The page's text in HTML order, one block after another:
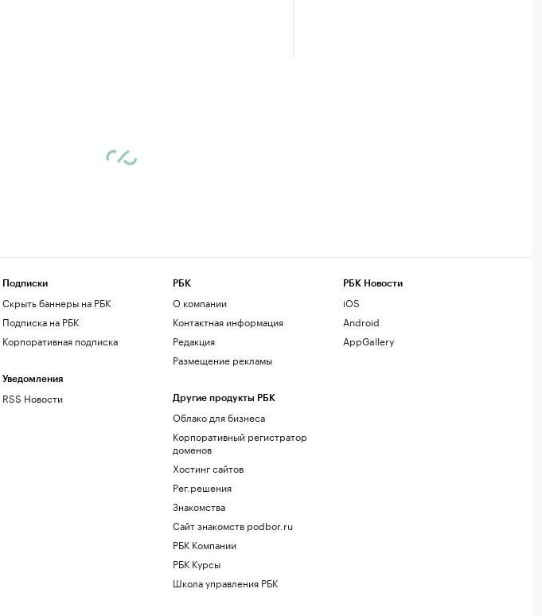
Подписки
Скрыть баннеры на РБК
Подписка на РБК
Корпоративная подписка
Уведомления
RSS Новости
РБК
О компании
Контактная информация
Редакция
Размещение рекламы
Другие продукты РБК
Облако для бизнеса
Корпоративный регистратор
доменов
Хостинг сайтов
Рег.решения
Знакомства
Сайт знакомств podbor.ru
РБК Компании
РБК Курсы
Школа управления РБК
РБК Новости
iOS
Android
AppGallery